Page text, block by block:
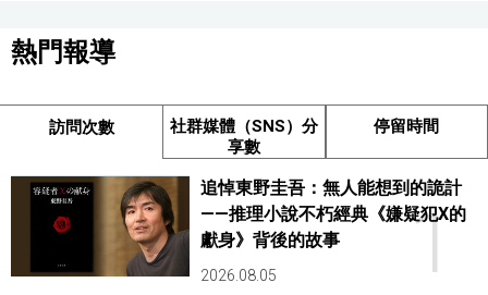
熱門報導
訪問次數
社群媒體（SNS）分
享數
停留時間
1
追悼東野圭吾：無人能想到的詭計
——推理小說不朽經典《嫌疑犯X的
獻身》背後的故事
2026.08.05